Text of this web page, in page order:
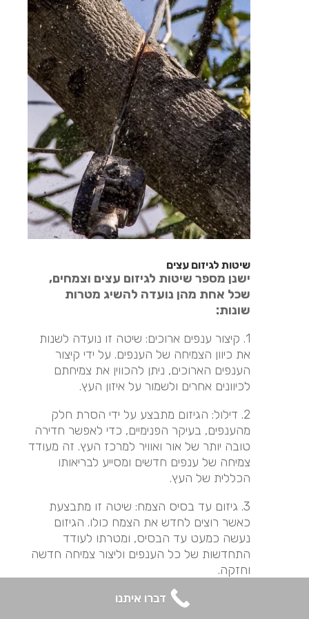
שיטות לגיזום עצים
ישנן מספר שיטות לגיזום עצים וצמחים,
שכל אחת מהן נועדה להשיג מטרות
שונות:
1. קיצור ענפים ארוכים: שיטה זו נועדה לשנות
את כיוון הצמיחה של הענפים. על ידי קיצור
הענפים הארוכים, ניתן להכווין את צמיחתם
לכיוונים אחרים ולשמור על איזון העץ.
2. דילול: הגיזום מתבצע על ידי הסרת חלק
מהענפים, בעיקר הפנימיים, כדי לאפשר חדירה
טובה יותר של אור ואוויר למרכז העץ. זה מעודד
צמיחה של ענפים חדשים ומסייע לבריאותו
הכללית של העץ.
3. גיזום עד בסיס הצמח: שיטה זו מתבצעת
כאשר רוצים לחדש את הצמח כולו. הגיזום
נעשה כמעט עד הבסיס, ומטרתו לעודד
התחדשות של כל הענפים וליצור צמיחה חדשה
וחזקה.
4. הרמת נוף: גיזום שמטרתו להסיר את הענפים
דברו איתנו